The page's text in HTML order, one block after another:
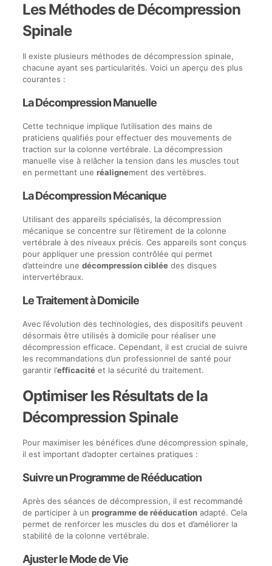
Les Méthodes de Décompression
Spinale
Il existe plusieurs méthodes de décompression spinale,
chacune ayant ses particularités. Voici un aperçu des plus
courantes :
La Décompression Manuelle
Cette technique implique l’utilisation des mains de
praticiens qualifiés pour effectuer des mouvements de
traction sur la colonne vertébrale. La décompression
manuelle vise à relâcher la tension dans les muscles tout
en permettant une réalignement des vertèbres.
La Décompression Mécanique
Utilisant des appareils spécialisés, la décompression
mécanique se concentre sur l’étirement de la colonne
vertébrale à des niveaux précis. Ces appareils sont conçus
pour appliquer une pression contrôlée qui permet
d’atteindre une décompression cibléedes disques
intervertébraux.
Le Traitement à Domicile
Avec l’évolution des technologies, des dispositifs peuvent
désormais être utilisés à domicile pour réaliser une
décompression efficace. Cependant, il est crucial de suivre
les recommandations d’un professionnel de santé pour
garantir l’efficacitéet la sécurité du traitement.
Optimiser les Résultats de la
Décompression Spinale
Pour maximiser les bénéfices d’une décompression spinale,
il est important d’adopter certaines pratiques :
Suivre un Programme de Rééducation
Après des séances de décompression, il est recommandé
de participer à un programme de rééducationadapté. Cela
permet de renforcer les muscles du dos et d’améliorer la
stabilité de la colonne vertébrale.
Ajuster le Mode de Vie